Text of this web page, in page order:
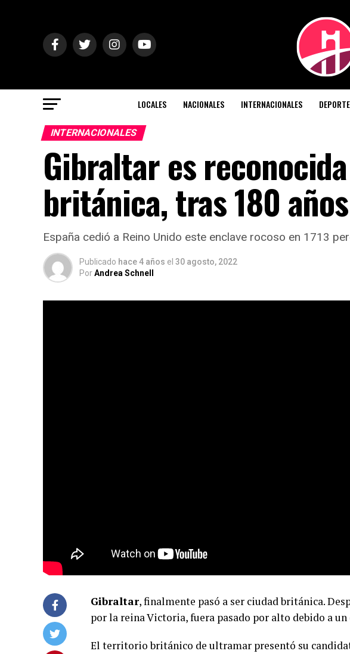
LOCALES NACIONALES INTERNACIONALES
INTERNACIONALES
Gibraltar es
británica, tras 180 años
España cedió a Reino Unido este enclave rocoso en 1713
Publicado hace 4 años el 30 agosto, 2022
PorAndrea Schnell
Gibraltar, finalmente pasó a ser ciudad británica.
por la reina Victoria, fuera pasado por alto debido a
El territorio británico de ultramar presentó su